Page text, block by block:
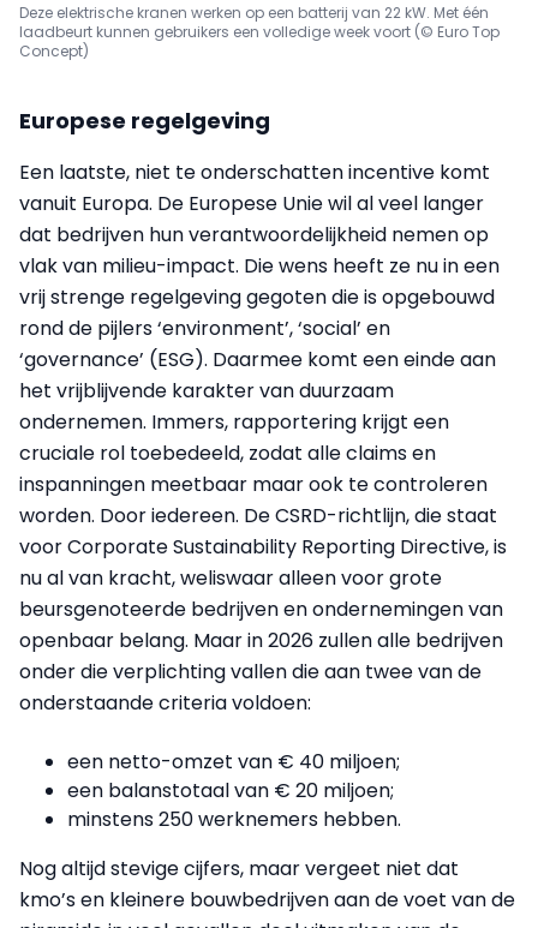
Deze elektrische kranen werken op een batterij van 22 kW. Met één
laadbeurt kunnen gebruikers een volledige week voort (© Euro Top
Concept)
Europese regelgeving
Een laatste, niet te onderschatten incentive komt
vanuit Europa. De Europese Unie wil al veel langer
dat bedrijven hun verantwoordelijkheid nemen op
vlak van milieu-impact. Die wens heeft ze nu in een
vrij strenge regelgeving gegoten die is opgebouwd
rond de pijlers ‘environment’, ‘social’ en
‘governance’ (ESG). Daarmee komt een einde aan
het vrijblijvende karakter van duurzaam
ondernemen. Immers, rapportering krijgt een
cruciale rol toebedeeld, zodat alle claims en
inspanningen meetbaar maar ook te controleren
worden. Door iedereen. De CSRD-richtlijn, die staat
voor Corporate Sustainability Reporting Directive, is
nu al van kracht, weliswaar alleen voor grote
beursgenoteerde bedrijven en ondernemingen van
openbaar belang. Maar in 2026 zullen alle bedrijven
onder die verplichting vallen die aan twee van de
onderstaande criteria voldoen:
een netto-omzet van € 40 miljoen;
een balanstotaal van € 20 miljoen;
minstens 250 werknemers hebben.
Nog altijd stevige cijfers, maar vergeet niet dat
kmo’s en kleinere bouwbedrijven aan de voet van de